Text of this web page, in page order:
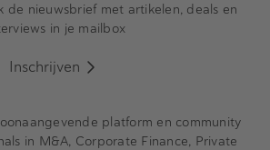
de nieuwsbrief met artikelen, deals en
in je mailbox
Inschrijven
platform en community
in M&A, Corporate Finance, Private